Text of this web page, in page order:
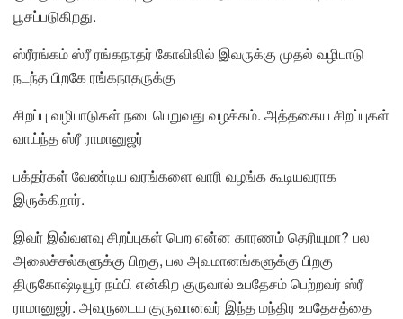
பூசப்படுகிறது.
ஸ்ரீரங்கம் ஸ்ரீ ரங்கநாதர் கோவிலில் இவருக்கு முதல் வழிபாடு
நடந்த பிறகே ரங்கநாதருக்கு
சிறப்பு வழிபாடுகள் நடைபெறுவது வழக்கம். அத்தகைய சிறப்புகள்
வாய்ந்த ஸ்ரீ ராமானுஜர்
பக்தர்கள் வேண்டிய வரங்களை வாரி வழங்க கூடியவராக
இருக்கிறார்.
இவர் இவ்வளவு சிறப்புகள் பெற என்ன காரணம் தெரியுமா? பல
அலைச்சல்களுக்கு பிறகு, பல அவமானங்களுக்கு பிறகு
திருகோஷ்டியூர் நம்பி என்கிற குருவால் உபதேசம் பெற்றவர் ஸ்ரீ
ராமானுஜர். அவருடைய குருவானவர் இந்த மந்திர உபதேசத்தை